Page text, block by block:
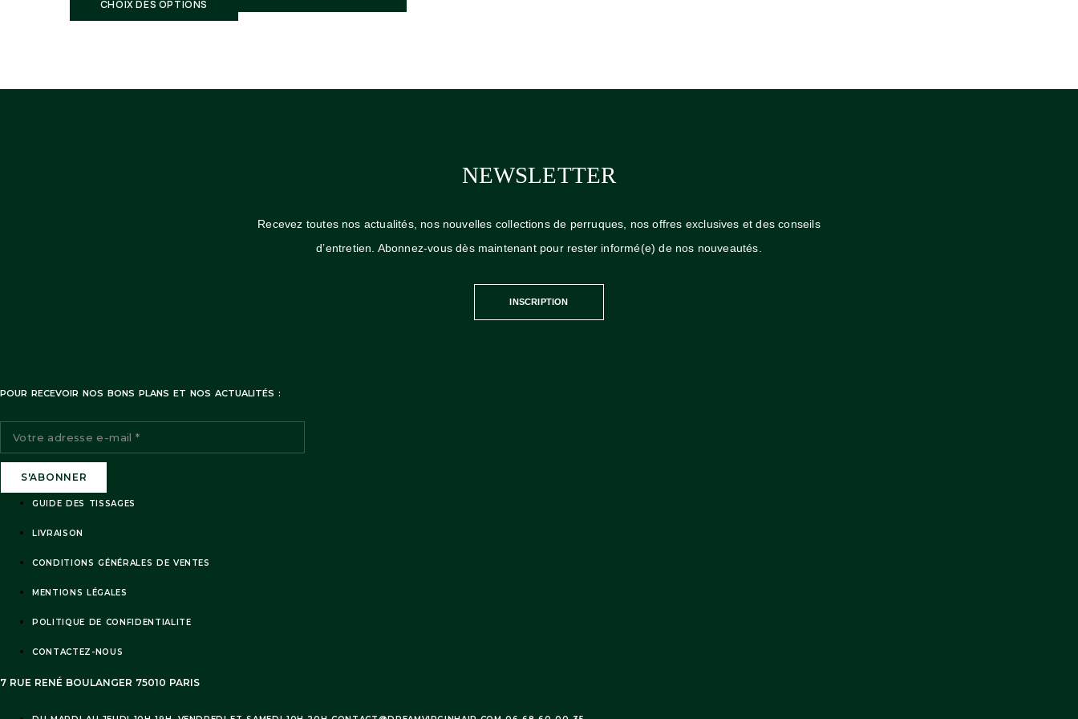
CHOIX DES OPTIONS
NEWSLETTER
Recevez toutes nos actualités, nos nouvelles collections de perruques, nos offres exclusives et des conseils
d’entretien. Abonnez-vous dès maintenant pour rester informé(e) de nos nouveautés.
INSCRIPTION
POUR RECEVOIR NOS BONS PLANS ET NOS ACTUALITÉS :
GUIDE DES TISSAGES
LIVRAISON
CONDITIONS GÉNÉRALES DE VENTES
MENTIONS LÉGALES
POLITIQUE DE CONFIDENTIALITE
CONTACTEZ-NOUS
7 RUE RENÉ BOULANGER 75010 PARIS